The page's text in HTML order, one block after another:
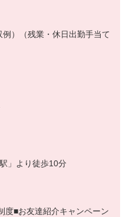
がスムーズです。
）（残業・休日出勤手当て
」より徒歩10分
度■お友達紹介キャンペーン